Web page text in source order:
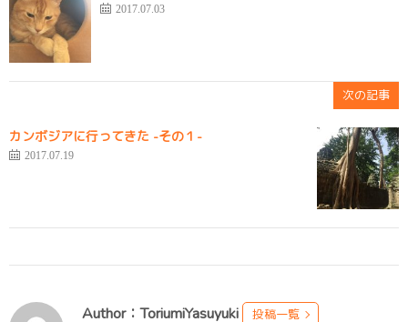
2017.07.03
次の記事
カンボジアに行ってきた -その１-
2017.07.19
Author：ToriumiYasuyuki 投稿一覧